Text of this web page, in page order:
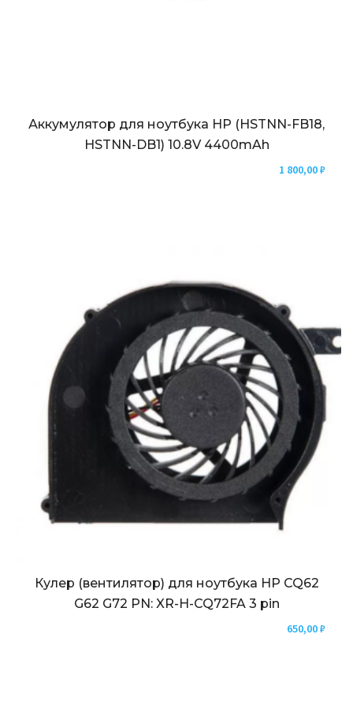
Аккумулятор для ноутбука HP (HSTNN-FB18,
HSTNN-DB1) 10.8V 4400mAh
1 800,00₽
Кулер (вентилятор) для ноутбука HP CQ62
G62 G72 PN: XR-H-CQ72FA 3 pin
650,00₽